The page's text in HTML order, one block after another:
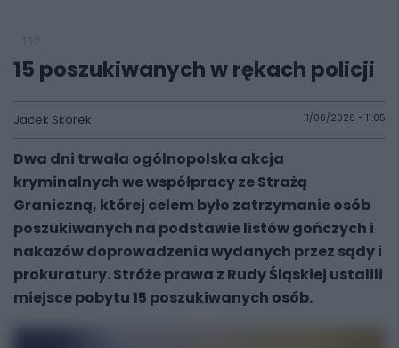
15 poszukiwanych w rękach policji
Jacek Skorek 11/06/2026 - 11:05
Dwa dni trwała ogólnopolska akcja
kryminalnych we współpracy ze Strażą
Graniczną, której celem było zatrzymanie osób
poszukiwanych na podstawie listów gończych i
nakazów doprowadzenia wydanych przez sądy i
prokuratury. Stróże prawa z Rudy Śląskiej ustalili
miejsce pobytu 15 poszukiwanych osób.